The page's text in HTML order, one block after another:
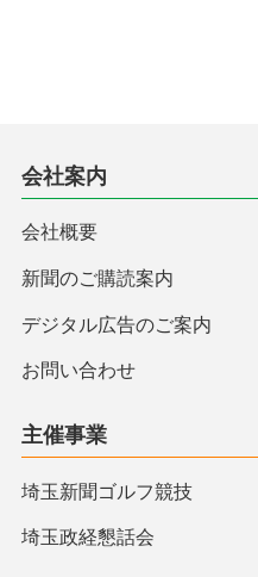
会社案内
会社概要
新聞のご購読案内
デジタル広告のご案内
お問い合わせ
主催事業
埼玉新聞ゴルフ競技
埼玉政経懇話会